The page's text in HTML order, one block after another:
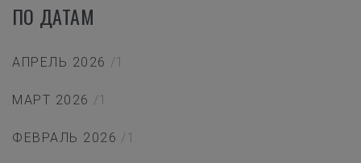
ПО ДАТАМ
АПРЕЛЬ 2026 /1
МАРТ 2026 /1
ФЕВРАЛЬ 2026 /1